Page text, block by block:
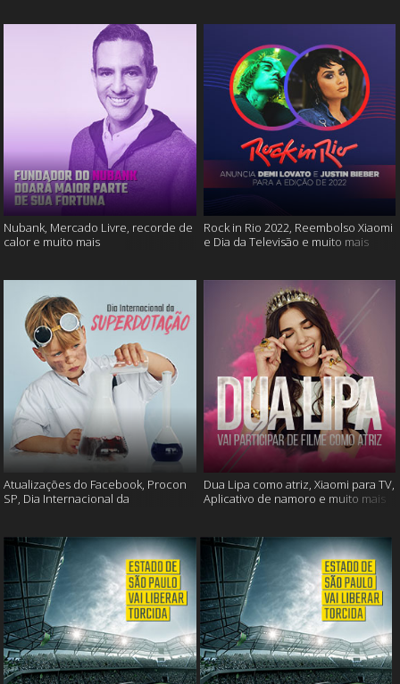
Nubank, Mercado Livre, recorde de
calor e muito mais
Rock in Rio 2022, Reembolso Xiaomi
e Dia da Televisão e muito mais
Atualizações do Facebook, Procon
SP, Dia Internacional da
Dua Lipa como atriz, Xiaomi para TV,
Aplicativo de namoro e muito mais